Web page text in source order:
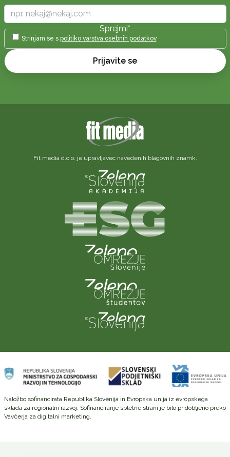
Sprejmi*
Strinjam se s politiko varstva osebnih podatkov
Prijavite se
Fit media d.o.o. je upravljavec navedenih blagovnih znamk.
Naložbo sofinancirata Republika Slovenija in Evropska unija iz evropskega
sklada za regionalni razvoj. Sofinanciranje spletne strani je bilo pridobljeno preko
Vavčerja za digitalni marketing.